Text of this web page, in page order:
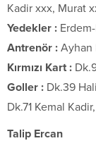
Kadir xxx, Murat
Yedekler :
Antrenör : Ayhan
Kırmızı Kart :
Goller : Dk.39
Dk.71 Kemal
Talip Ercan